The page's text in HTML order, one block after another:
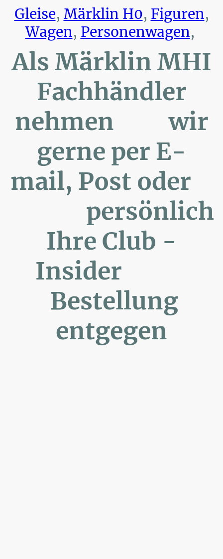
Gleise, Märklin H0, Figuren,
Wagen, Personenwagen,
Als Märklin MHI
Fachhändler
nehmen wir
gerne per E-
mail, Post oder
persönlich
Ihre Club -
Insider
Bestellung
entgegen